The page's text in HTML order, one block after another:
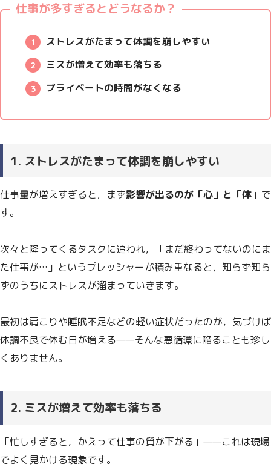
仕事が多すぎるとどうなるか？
ストレスがたまって体調を崩しやすい
ミスが増えて効率も落ちる
プライベートの時間がなくなる
1. ストレスがたまって体調を崩しやすい
仕事量が増えすぎると，まず影響が出るのが「心」と「体 」で
す。
次々と降ってくるタスクに追われ，「まだ終わってないのにま
た仕事が…」というプレッシャーが積み重なると，知らず知ら
ずのうちにストレスが溜まっていきます。
最初は肩こりや睡眠不足などの軽い症状だったのが，気づけば
体調不良で休む日が増える——そんな悪循環に陥ることも珍し
くありません。
2. ミスが増えて効率も落ちる
「忙しすぎると，かえって仕事の質が下がる」——これは現場
でよく見かける現象です。